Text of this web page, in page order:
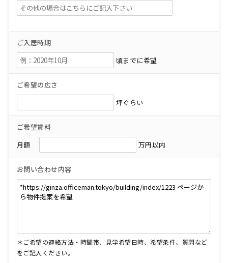
ご入居時期
頃までに希望
ご希望の広さ
坪ぐらい
ご希望賃料
月額
万円以内
お問い合わせ内容
＊ご希望の連絡方法・時間帯、見学希望日時、希望条件、質問など
をご記入ください。